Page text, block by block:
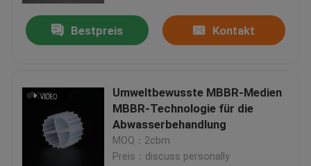
Bestpreis Kontakt
Umweltbewusste MBBR-Medien
MBBR-Technologie für die
Abwasserbehandlung
MOQ：2cbm
Preis：discuss personally